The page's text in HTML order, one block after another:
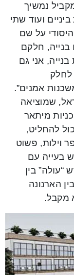
נמשיך
ועוד שתי
על שם
בנייה, חלקם
אני גם
לחלק
אמנים”.
שמוציאה
מיתאר
להחליט,
מספר וילות, פשוט
בעייה עם
בין
בין הארנונה
מקבל.